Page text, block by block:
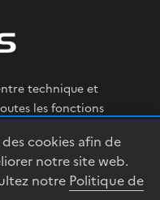
cookies afin de
notre site web.
notre Politique de
technique et
les fonctions